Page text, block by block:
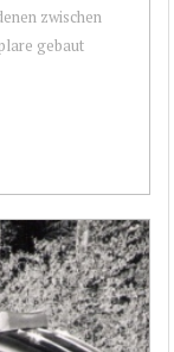
zwischen
gebaut